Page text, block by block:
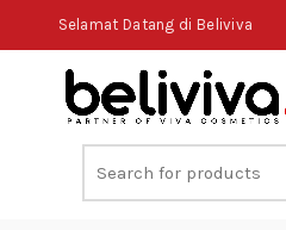
Selamat Datang di Beliviva
Search
for: